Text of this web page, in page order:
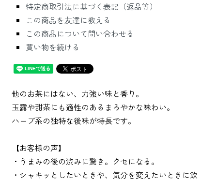
特定商取引法に基づく表記（返品等）
この商品を友達に教える
この商品について問い合わせる
買い物を続ける
他のお茶にはない、力強い味と香り。
玉露や甜茶にも適性のあるまろやかな味わい。
ハーブ系の独特な後味が特長です。
【お客様の声】
・うまみの後の渋みに驚き。クセになる。
・シャキッとしたいときや、気分を変えたいときに飲